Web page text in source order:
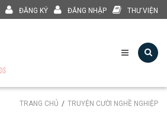
ĐĂNG KÝ ĐĂNG NHẬP THƯ VIỆN
TRANG CHỦ TRUYỆN CƯỜI NGHỀ NGHIỆP